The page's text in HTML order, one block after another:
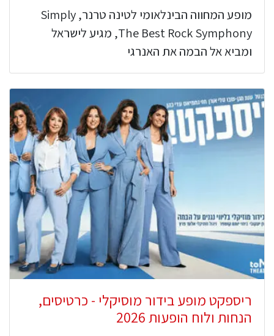
מופע המחווה הבינלאומי לטינה טרנר, Simply
The Best Rock Symphony, מגיע לישראל
ומביא אל הבמה את האנרגי
ריספקט מופע בידור מוסיקלי - כרטיסים,
הנחות ולוח הופעות 2026